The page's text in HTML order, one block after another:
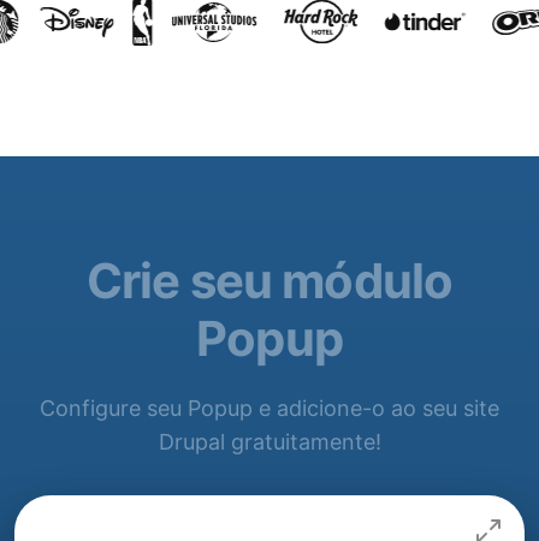
Crie seu módulo
Popup
Configure seu Popup e adicione-o ao seu site
Drupal gratuitamente!